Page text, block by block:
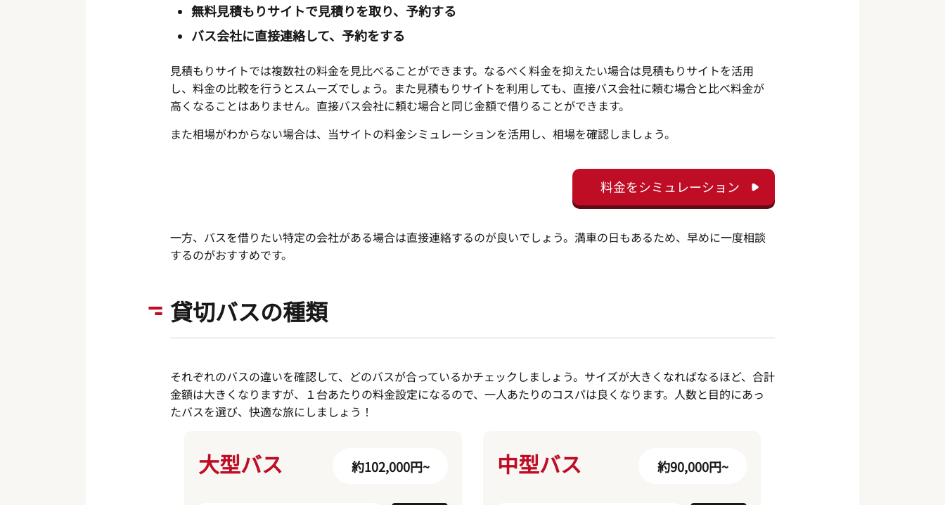
無料見積もりサイトで見積りを取り、予約する
バス会社に直接連絡して、予約をする
見積もりサイトでは複数社の料金を見比べることができます。なるべく料金を抑えたい場合は見積もりサイトを活用
し、料金の比較を行うとスムーズでしょう。また見積もりサイトを利用しても、直接バス会社に頼む場合と比べ料金が
高くなることはありません。直接バス会社に頼む場合と同じ金額で借りることができます。
また相場がわからない場合は、当サイトの料金シミュレーションを活用し、相場を確認しましょう。
料金をシミュレーション
一方、バスを借りたい特定の会社がある場合は直接連絡するのが良いでしょう。満車の日もあるため、早めに一度相談
するのがおすすめです。
貸切バスの種類
それぞれのバスの違いを確認して、どのバスが合っているかチェックしましょう。サイズが大きくなればなるほど、合計
金額は大きくなりますが、１台あたりの料金設定になるので、一人あたりのコスパは良くなります。人数と目的にあっ
たバスを選び、快適な旅にしましょう！
大型バス 約102,000円~ 中型バス 約90,000円~